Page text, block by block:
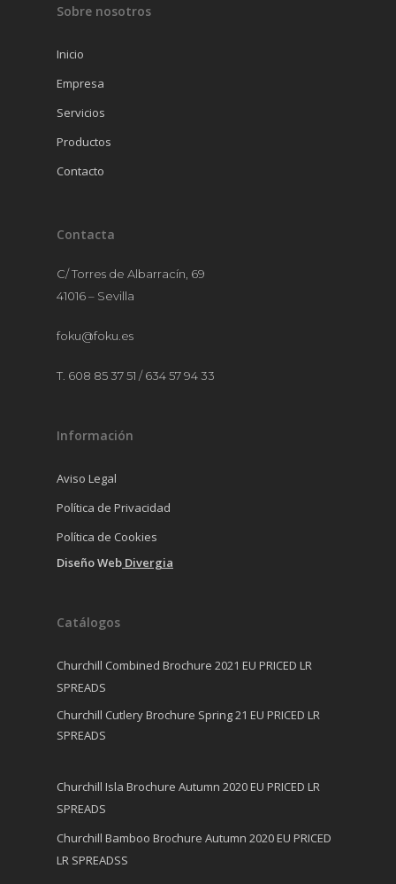
Sobre nosotros
Inicio
Empresa
Servicios
Productos
Contacto
Contacta
C/ Torres de Albarracín, 69
41016 – Sevilla
foku@foku.es
T. 608 85 37 51 / 634 57 94 33
Información
Aviso Legal
Política de Privacidad
Política de Cookies
Diseño Web Divergia
Catálogos
Churchill Combined Brochure 2021 EU PRICED LR
SPREADS
Churchill Cutlery Brochure Spring 21 EU PRICED LR
SPREADS
Churchill Isla Brochure Autumn 2020 EU PRICED LR
SPREADS
Churchill Bamboo Brochure Autumn 2020 EU PRICED
LR SPREADSS